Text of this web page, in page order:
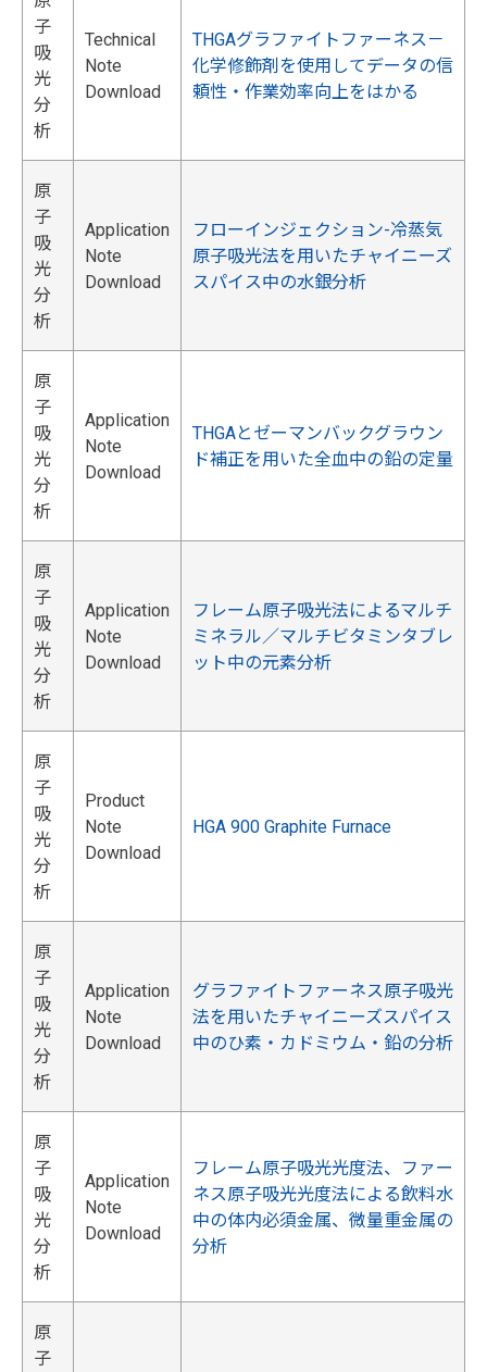
子
吸
光
分
析
Technical
Note
Download
THGAグラファイトファーネス－
化学修飾剤を使用してデータの信
頼性・作業効率向上をはかる
原
子
吸
光
分
析
Application
Note
Download
フローインジェクション-冷蒸気
原子吸光法を用いたチャイニーズ
スパイス中の水銀分析
原
子
吸
光
分
析
Application
Note
Download
THGAとゼーマンバックグラウン
ド補正を用いた全血中の鉛の定量
原
子
吸
光
分
析
Application
Note
Download
フレーム原子吸光法によるマルチ
ミネラル／マルチビタミンタブレ
ット中の元素分析
原
子
吸
光
分
析
Product
Note
Download
HGA 900 Graphite Furnace
原
子
吸
光
分
析
Application
Note
Download
グラファイトファーネス原子吸光
法を用いたチャイニーズスパイス
中のひ素・カドミウム・鉛の分析
原
子
吸
光
分
析
Application
Note
Download
フレーム原子吸光光度法、ファー
ネス原子吸光光度法による飲料水
中の体内必須金属、微量重金属の
分析
原
子